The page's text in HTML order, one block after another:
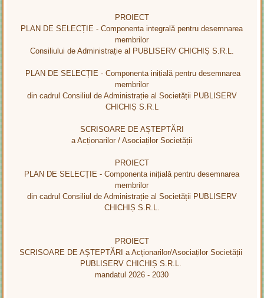
PROIECT
PLAN DE SELECȚIE - Componenta integrală pentru desemnarea
membrilor
Consiliului de Administrație al PUBLISERV CHICHIȘ S.R.L.
PLAN DE SELECȚIE - Componenta inițială pentru desemnarea
membrilor
din cadrul Consiliul de Administrație al Societății PUBLISERV
CHICHIȘ S.R.L
SCRISOARE DE AȘTEPTĂRI
a Acționarilor / Asociaților Societății
PROIECT
PLAN DE SELECȚIE - Componenta inițială pentru desemnarea
membrilor
din cadrul Consiliul de Administrație al Societății PUBLISERV
CHICHIȘ S.R.L.
PROIECT
SCRISOARE DE AȘTEPTĂRI a Acționarilor/Asociaților Societății
PUBLISERV CHICHIȘ S.R.L.
mandatul 2026 - 2030